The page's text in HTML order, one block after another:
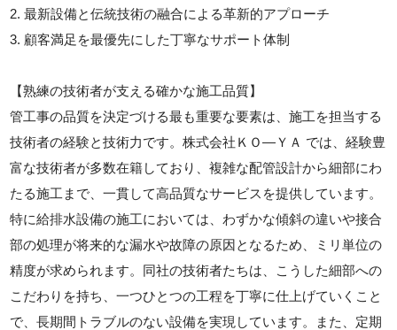
2. 最新設備と伝統技術の融合による革新的アプローチ
3. 顧客満足を最優先にした丁寧なサポート体制
【熟練の技術者が支える確かな施工品質】
管工事の品質を決定づける最も重要な要素は、施工を担当する
技術者の経験と技術力です。株式会社ＫＯ―ＹＡ では、経験豊
富な技術者が多数在籍しており、複雑な配管設計から細部にわ
たる施工まで、一貫して高品質なサービスを提供しています。
特に給排水設備の施工においては、わずかな傾斜の違いや接合
部の処理が将来的な漏水や故障の原因となるため、ミリ単位の
精度が求められます。同社の技術者たちは、こうした細部への
こだわりを持ち、一つひとつの工程を丁寧に仕上げていくこと
で、長期間トラブルのない設備を実現しています。また、定期